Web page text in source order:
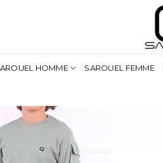
HOMME SAROUEL FEMME